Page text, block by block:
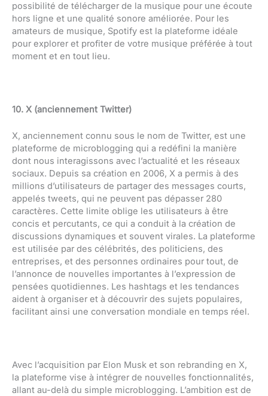
possibilité de télécharger de la musique pour une écoute
hors ligne et une qualité sonore améliorée. Pour les
amateurs de musique, Spotify est la plateforme idéale
pour explorer et profiter de votre musique préférée à tout
moment et en tout lieu.
10. X (anciennement Twitter)
X, anciennement connu sous le nom de Twitter, est une
plateforme de microblogging qui a redéfini la manière
dont nous interagissons avec l’actualité et les réseaux
sociaux. Depuis sa création en 2006, X a permis à des
millions d’utilisateurs de partager des messages courts,
appelés tweets, qui ne peuvent pas dépasser 280
caractères. Cette limite oblige les utilisateurs à être
concis et percutants, ce qui a conduit à la création de
discussions dynamiques et souvent virales. La plateforme
est utilisée par des célébrités, des politiciens, des
entreprises, et des personnes ordinaires pour tout, de
l’annonce de nouvelles importantes à l’expression de
pensées quotidiennes. Les hashtags et les tendances
aident à organiser et à découvrir des sujets populaires,
facilitant ainsi une conversation mondiale en temps réel.
Avec l’acquisition par Elon Musk et son rebranding en X,
la plateforme vise à intégrer de nouvelles fonctionnalités,
allant au-delà du simple microblogging. L’ambition est de